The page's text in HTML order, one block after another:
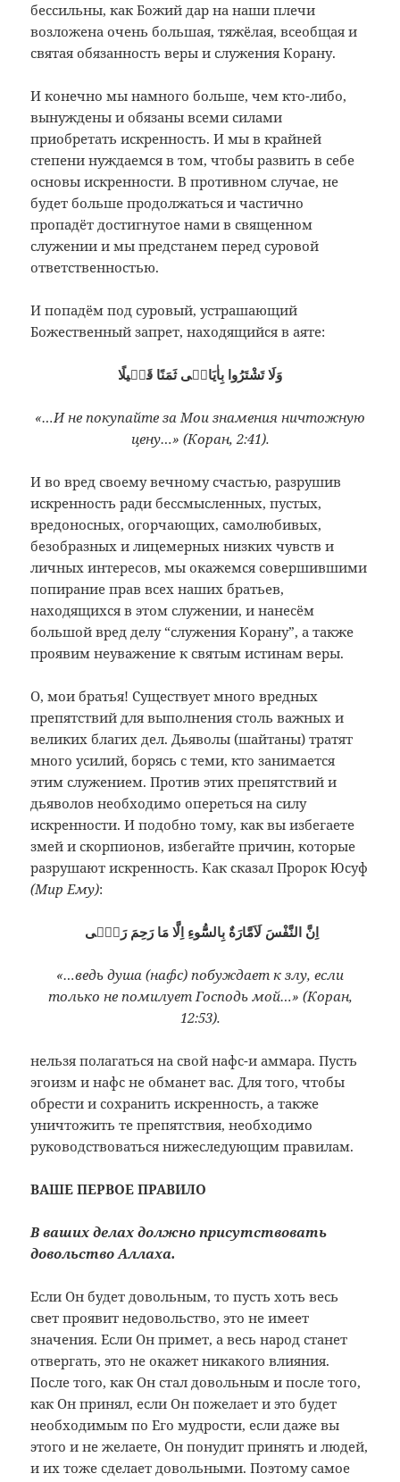
бессильны, как Божий дар на наши плечи
возложена очень большая, тяжёлая, всеобщая и
святая обязанность веры и служения Корану.
И конечно мы намного больше, чем кто-либо,
вынуждены и обязаны всеми силами
приобретать искренность. И мы в крайней
степени нуждаемся в том, чтобы развить в себе
основы искренности. В противном случае, не
будет больше продолжаться и частично
пропадёт достигнутое нами в священном
служении и мы предстанем перед суровой
ответственностью.
И попадём под суровый, устрашающий
Божественный запрет, находящийся в аяте:
وَلَا تَشْتَرُوا بِاٰيَاتٖى ثَمَنًا قَلٖيلًا
«…И не покупайте за Мои знамения ничтожную
цену…» (Коран, 2:41).
И во вред своему вечному счастью, разрушив
искренность ради бессмысленных, пустых,
вредоносных, огорчающих, самолюбивых,
безобразных и лицемерных низких чувств и
личных интересов, мы окажемся совершившими
попирание прав всех наших братьев,
находящихся в этом служении, и нанесём
большой вред делу “служения Корану”, а также
проявим неуважение к святым истинам веры.
О, мои братья! Существует много вредных
препятствий для выполнения столь важных и
великих благих дел. Дьяволы (шайтаны) тратят
много усилий, борясь с теми, кто занимается
этим служением. Против этих препятствий и
дьяволов необходимо опереться на силу
искренности. И подобно тому, как вы избегаете
змей и скорпионов, избегайте причин, которые
разрушают искренность. Как сказал Пророк Юсуф
(Мир Ему):
اِنَّ النَّفْسَ لَاَمَّارَةٌ بِالسُّٓوءِ اِلَّا مَا رَحِمَ رَبّٖى
«…ведь душа (нафс) побуждает к злу, если
только не помилует Господь мой…» (Коран,
12:53).
нельзя полагаться на свой нафс-и аммара. Пусть
эгоизм и нафс не обманет вас. Для того, чтобы
обрести и сохранить искренность, а также
уничтожить те препятствия, необходимо
руководствоваться нижеследующим правилам.
ВАШЕ ПЕРВОЕ ПРАВИЛО
В ваших делах должно присутствовать
довольство Аллаха.
Если Он будет довольным, то пусть хоть весь
свет проявит недовольство, это не имеет
значения. Если Он примет, а весь народ станет
отвергать, это не окажет никакого влияния.
После того, как Он стал довольным и после того,
как Он принял, если Он пожелает и это будет
необходимым по Его мудрости, если даже вы
этого и не желаете, Он понудит принять и людей,
и их тоже сделает довольными. Поэтому самое